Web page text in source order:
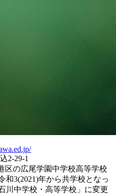
2-29-1
区の広尾学園中学校高等学校
和3(2021)年から共学校となっ
川中学校・高等学校」に変更